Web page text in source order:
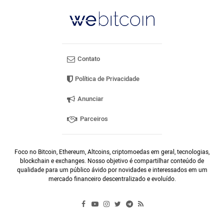
Contato
Política de Privacidade
Anunciar
Parceiros
Foco no Bitcoin, Ethereum, Altcoins, criptomoedas em geral, tecnologias,
blockchain e exchanges. Nosso objetivo é compartilhar conteúdo de
qualidade para um público ávido por novidades e interessados em um
mercado financeiro descentralizado e evoluído.